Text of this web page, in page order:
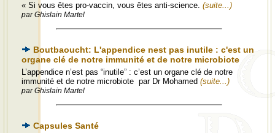
« Si vous êtes pro-vaccin, vous êtes anti-science. (suite...)
par Ghislain Martel
Boutbaoucht: L'appendice nest pas inutile : c'est un
organe clé de notre immunité et de notre microbiote
L’appendice n’est pas “inutile” : c’est un organe clé de notre
immunité et de notre microbiote par Dr Mohamed (suite...)
par Ghislain Martel
Capsules Santé